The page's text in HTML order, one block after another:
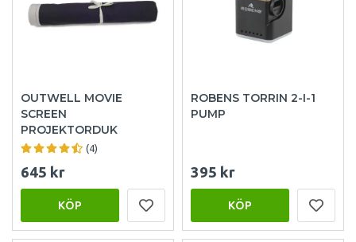
OUTWELL MOVIE
SCREEN
PROJEKTORDUK
(4)
645 kr
KÖP
ROBENS TORRIN 2-I-1
PUMP
395 kr
KÖP